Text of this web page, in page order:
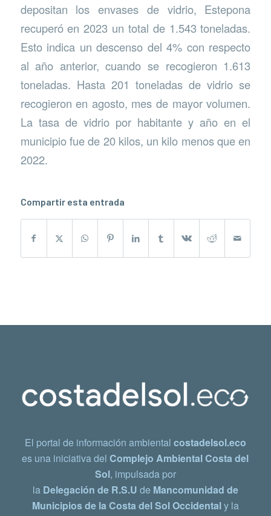
depositan los envases de vidrio, Estepona
recuperó en 2023 un total de 1.543 toneladas.
Esto indica un descenso del 4% con respecto
al año anterior, cuando se recogieron 1.613
toneladas. Hasta 201 toneladas de vidrio se
recogieron en agosto, mes de mayor volumen.
La tasa de vidrio por habitante y año en el
municipio fue de 20 kilos, un kilo menos que en
2022.
Compartir esta entrada
El portal de información ambiental costadelsol.eco
es una iniciativa delComplejo Ambiental Costa del
Sol, impulsada por
la Delegación de R.S.U de Mancomunidad de
Municipios de la Costa del Sol Occidentaly la